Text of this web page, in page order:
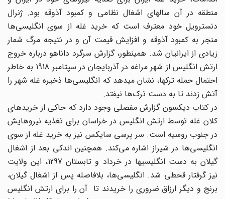
منطقه در آن سالهای اشغال نظامی و کمبود آذوقه بود. ژنرال
دنسترویل خود معترف است که خرید غله از سوی انگلیسی‌ها
‌‌منجر به کمبود آذوقه و افزایش قیمت آن و در نتیجه مرگ شمار
زیادی از ایرانیان شد. همینطور، گزارش سرگرد داناهو درباره خروج
ارتش انگلیس از شهر مراغه در آذربایجان در سپتامبر 1918 به خاطر
احتمال حمله ترکها، نشان میدهد که انگلیسی‌ها ‌‌ذخیره غله شهر را
آتش زدند تا به دست ترک‌ها ‌‌نیفتد.
در کتاب دیکسون گزارش مفصلی وجود دارد که حاکی از خریدهای
کلان غله توسط ارتش انگلیس در خراسان برای تغذیه نیروهایش
در جنوب روسیه است. سر پرسی سایکس نیز به خرید غله از سوی
انگلیسی‌ها ‌‌در شیراز اشاره می‌‌کند. همچنین اندکی بعد از اشغال
گیلان به دست انگلیسیها در خرداد و تابستان 1297، این ولایت
نیز گرفتار قحطی شد. انگلیسی‌ها، ‌‌بلافاصله پس از اشغال گیلان،
برنج و دیگر ‌‌ارزاق ضروری را خریدند ‌‌تا آن را برای ارتش انگلیس